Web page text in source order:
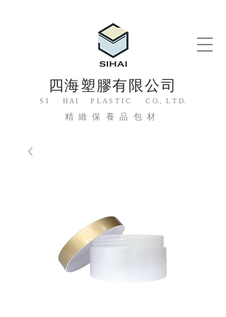
四海塑膠有限公司
S I H A I P L A S T I C C O., L T D.
精緻保養品包材